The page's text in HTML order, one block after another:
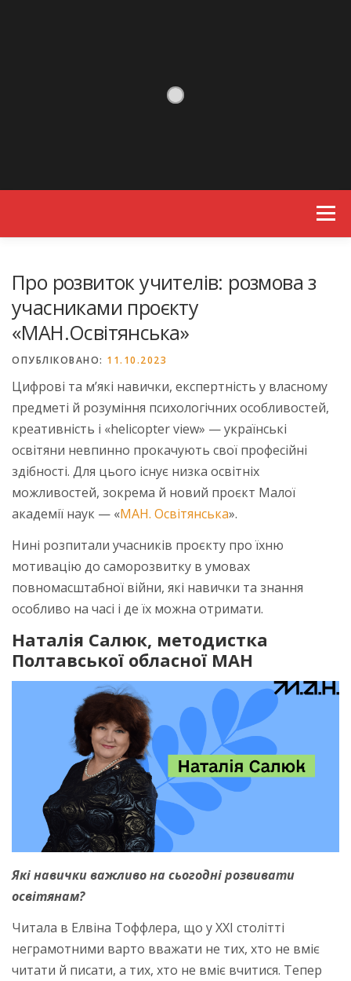
Menu
Про розвиток учителів: розмова з
учасниками проєкту
«МАН.Освітянська»
ОПУБЛІКОВАНО: 11.10.2023
Цифрові та м’які навички, експертність у власному
предметі й розуміння психологічних особливостей,
креативність і «helicopter view» — українські
освітяни невпинно прокачують свої професійні
здібності. Для цього існує низка освітніх
можливостей, зокрема й новий проєкт Малої
академії наук — «МАН. Освітянська».
Нині розпитали учасників проєкту про їхню
мотивацію до саморозвитку в умовах
повномасштабної війни, які навички та знання
особливо на часі і де їх можна отримати.
Наталія Салюк, методистка
Полтавської обласної МАН
Які навички важливо на сьогодні розвивати
освітянам?
Читала в Елвіна Тоффлера, що у ХХІ столітті
неграмотними варто вважати не тих, хто не вміє
читати й писати, а тих, хто не вміє вчитися. Тепер